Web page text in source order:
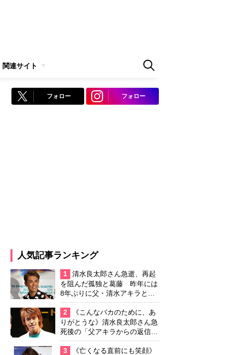
関連サイト
フォロー フォロー
人気記事ランキング
1
清水良太郎さん急逝、再起
を阻んだ孤独と葛藤 昨年には
8年ぶりに父・清水アキラと共
演、本格的な活動再開に向かっ
ていたが…周囲が懸念していた
「不安定なところ」
2
《こんなバカのために、あ
りがとうな》清水良太郎さん急
死後の「父アキラからの返信」
布施辰徳が涙で明かす「順番が
違う」
3
《亡くなる直前にも笑顔》